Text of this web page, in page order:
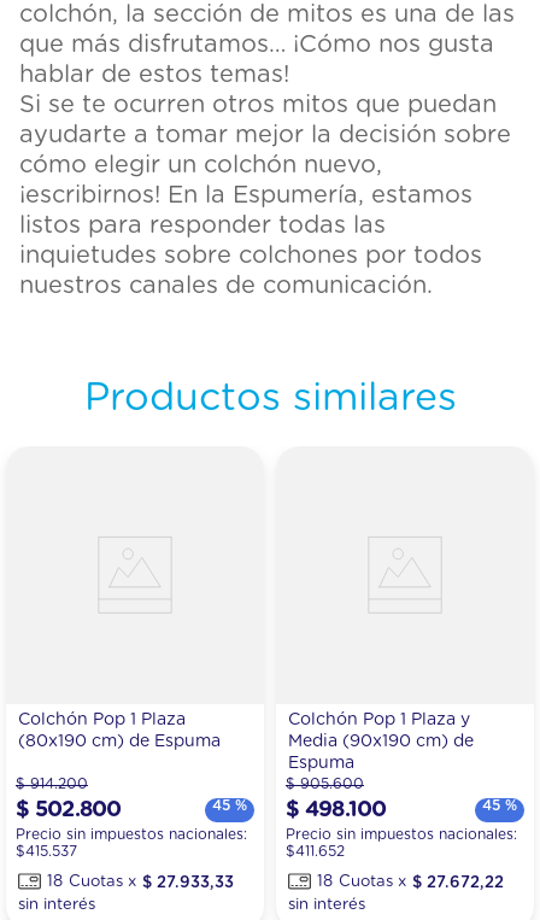
colchón, la sección de mitos es una de las
que más disfrutamos… ¡Cómo nos gusta
hablar de estos temas!
Si se te ocurren otros mitos que puedan
ayudarte a tomar mejor la decisión sobre
cómo elegir un colchón nuevo,
¡escribirnos! En la Espumería, estamos
listos para responder todas las
inquietudes sobre colchones por todos
nuestros canales de comunicación.
Productos similares
Colchón Pop 1 Plaza
(80x190 cm) de Espuma
$ 914.200
$ 502.800
45 %
Precio sin impuestos nacionales:
$415.537
18 $ 27.933,33
Colchón Pop 1 Plaza y
Media (90x190 cm) de
Espuma
$ 905.600
$ 498.100
45 %
Precio sin impuestos nacionales:
$411.652
18 $ 27.672,22